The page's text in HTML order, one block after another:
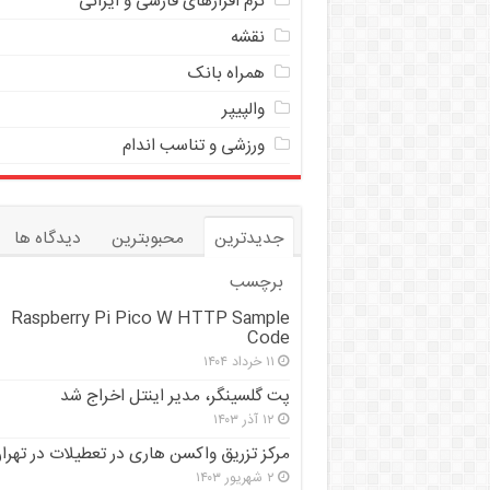
نقشه
همراه بانک
والپیپر
ورزشی و تناسب اندام
جدیدترین محبوبترین
دیدگاه ها
برچسب
Raspberry Pi Pico W HTTP Sample
Code
۱۱ خرداد ۱۴۰۴
پت گلسینگر، مدیر اینتل اخراج شد
۱۲ آذر ۱۴۰۳
مرکز تزریق واکسن هاری در تعطیلات در
۲ شهریور ۱۴۰۳